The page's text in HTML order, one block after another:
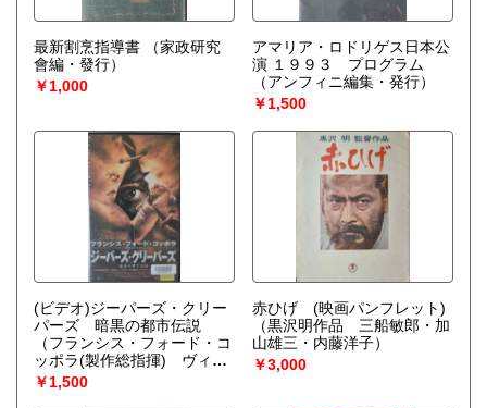
最新割烹指導書
（家政研究
會編・發行）
￥1,000
アマリア・ロドリゲス日本公
演 １９９３ プログラム
（アンフィニ編集・発行）
￥1,500
(ビデオ)ジーパーズ・クリー
パーズ 暗黒の都市伝説
（フランシス・フォード・コ
ッポラ(製作総指揮) ヴィク
ター・サルヴァ作品 ジー
ナ・フィリップス）
￥1,500
赤ひげ (映画パンフレット)
（黒沢明作品 三船敏郎・加
山雄三・内藤洋子）
￥3,000